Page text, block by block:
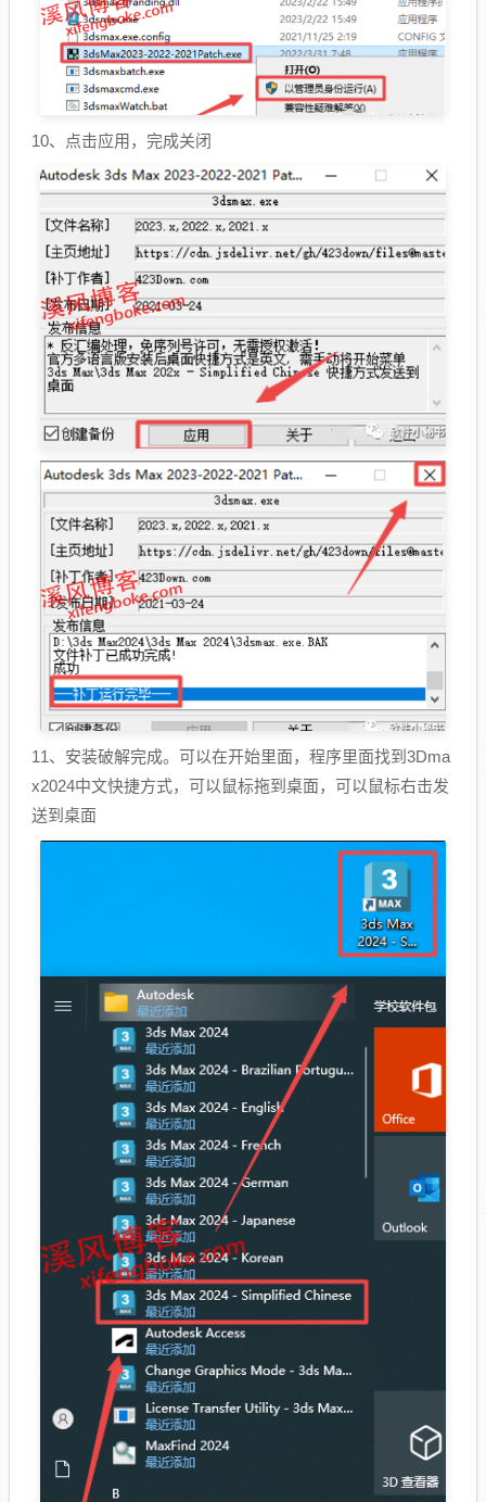
10、点击应用，完成关闭
11、安装破解完成。可以在开始里面，程序里面找到3Dma
x2024中文快捷方式，可以鼠标拖到桌面，可以鼠标右击发
送到桌面